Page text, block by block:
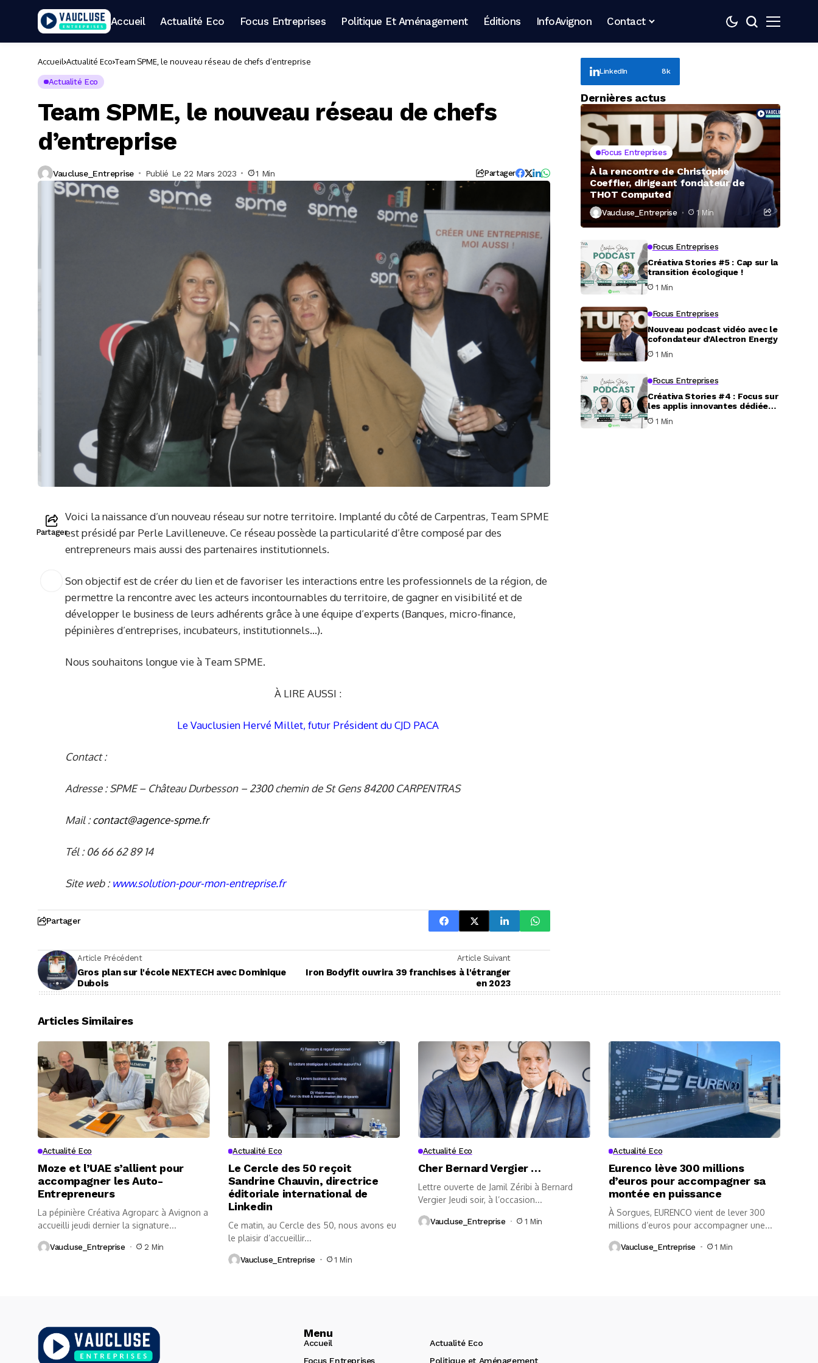
Accueil Actualité Eco Focus Entreprises Politique Et Aménagement Éditions InfoAvignon Contact
Accueil Actualité Eco Team SPME, le nouveau réseau de chefs d’entreprise
Actualité Eco
Team SPME, le nouveau réseau de chefs
d’entreprise
Vaucluse_Entreprise Publié Le 22 Mars 2023 1 Min Partager
Partager
Voici la naissance d’un nouveau réseau sur notre territoire. Implanté du côté de Carpentras, Team SPME
est présidé par Perle Lavilleneuve. Ce réseau possède la particularité d’être composé par des
entrepreneurs mais aussi des partenaires institutionnels.
Son objectif est de créer du lien et de favoriser les interactions entre les professionnels de la région, de
permettre la rencontre avec les acteurs incontournables du territoire, de gagner en visibilité et de
développer le business de leurs adhérents grâce à une équipe d’experts (Banques, micro-finance,
pépinières d’entreprises, incubateurs, institutionnels…).
Nous souhaitons longue vie à Team SPME.
À LIRE AUSSI :
Le Vauclusien Hervé Millet, futur Président du CJD PACA
Contact :
Adresse : SPME – Château Durbesson – 2300 chemin de St Gens 84200 CARPENTRAS
Mail :contact@agence-spme.fr
Tél : 06 66 62 89 14
Site web : www.solution-pour-mon-entreprise.fr
Partager
Article Précédent
Gros plan sur l'école NEXTECH avec Dominique
Dubois
Article Suivant
Iron Bodyfit ouvrira 39 franchises à l'étranger
en 2023
LinkedIn 8k
Dernières actus
Focus Entreprises
À la rencontre de Christophe
Coeffier, dirigeant fondateur de
THOT Computed
Vaucluse_Entreprise 1 Min
Focus Entreprises
Créativa Stories #5 : Cap sur la
transition écologique !
1 Min
Focus Entreprises
Nouveau podcast vidéo avec le
cofondateur d’Alectron Energy
1 Min
Focus Entreprises
Créativa Stories #4 : Focus sur
les applis innovantes dédiées
au service aux particuliers
1 Min
Articles Similaires
Actualité Eco
Moze et l’UAE s’allient pour
accompagner les Auto-
Entrepreneurs
La pépinière Créativa Agroparc à Avignon a
accueilli jeudi dernier la signature...
Vaucluse_Entreprise 2 Min
Actualité Eco
Le Cercle des 50 reçoit
Sandrine Chauvin, directrice
éditoriale international de
Linkedin
Ce matin, au Cercle des 50, nous avons eu
le plaisir d’accueillir...
Vaucluse_Entreprise 1 Min
Actualité Eco
Cher Bernard Vergier …
Lettre ouverte de Jamil Zéribi à Bernard
Vergier Jeudi soir, à l’occasion...
Vaucluse_Entreprise 1 Min
Actualité Eco
Eurenco lève 300 millions
d’euros pour accompagner sa
montée en puissance
À Sorgues, EURENCO vient de lever 300
millions d’euros pour accompagner une...
Vaucluse_Entreprise 1 Min
Menu
Accueil
Actualité Eco
Focus Entreprises
Politique et Aménagement